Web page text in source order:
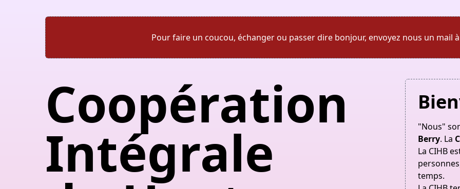
Pour faire un coucou, échanger ou passer dire bonjour, envoyez nous un mail à
Coopération
Intégrale
"Nous"
Berry. La
La CIHB
temps.